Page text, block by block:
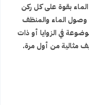
بقوة على كل ركن
الماء والمنظف
في الزوايا أو ذات
مثالية من أول مرة.